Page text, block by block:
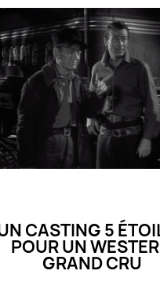
CASTING 5
POUR UN
GRAND CRU